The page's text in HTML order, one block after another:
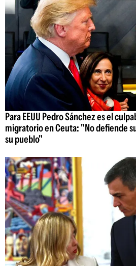
Para EEUU Pedro Sánchez es el
migratorio en Ceuta: "No defiende
su pueblo"